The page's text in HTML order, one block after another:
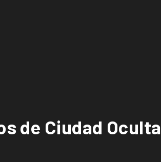
de Ciudad Oculta